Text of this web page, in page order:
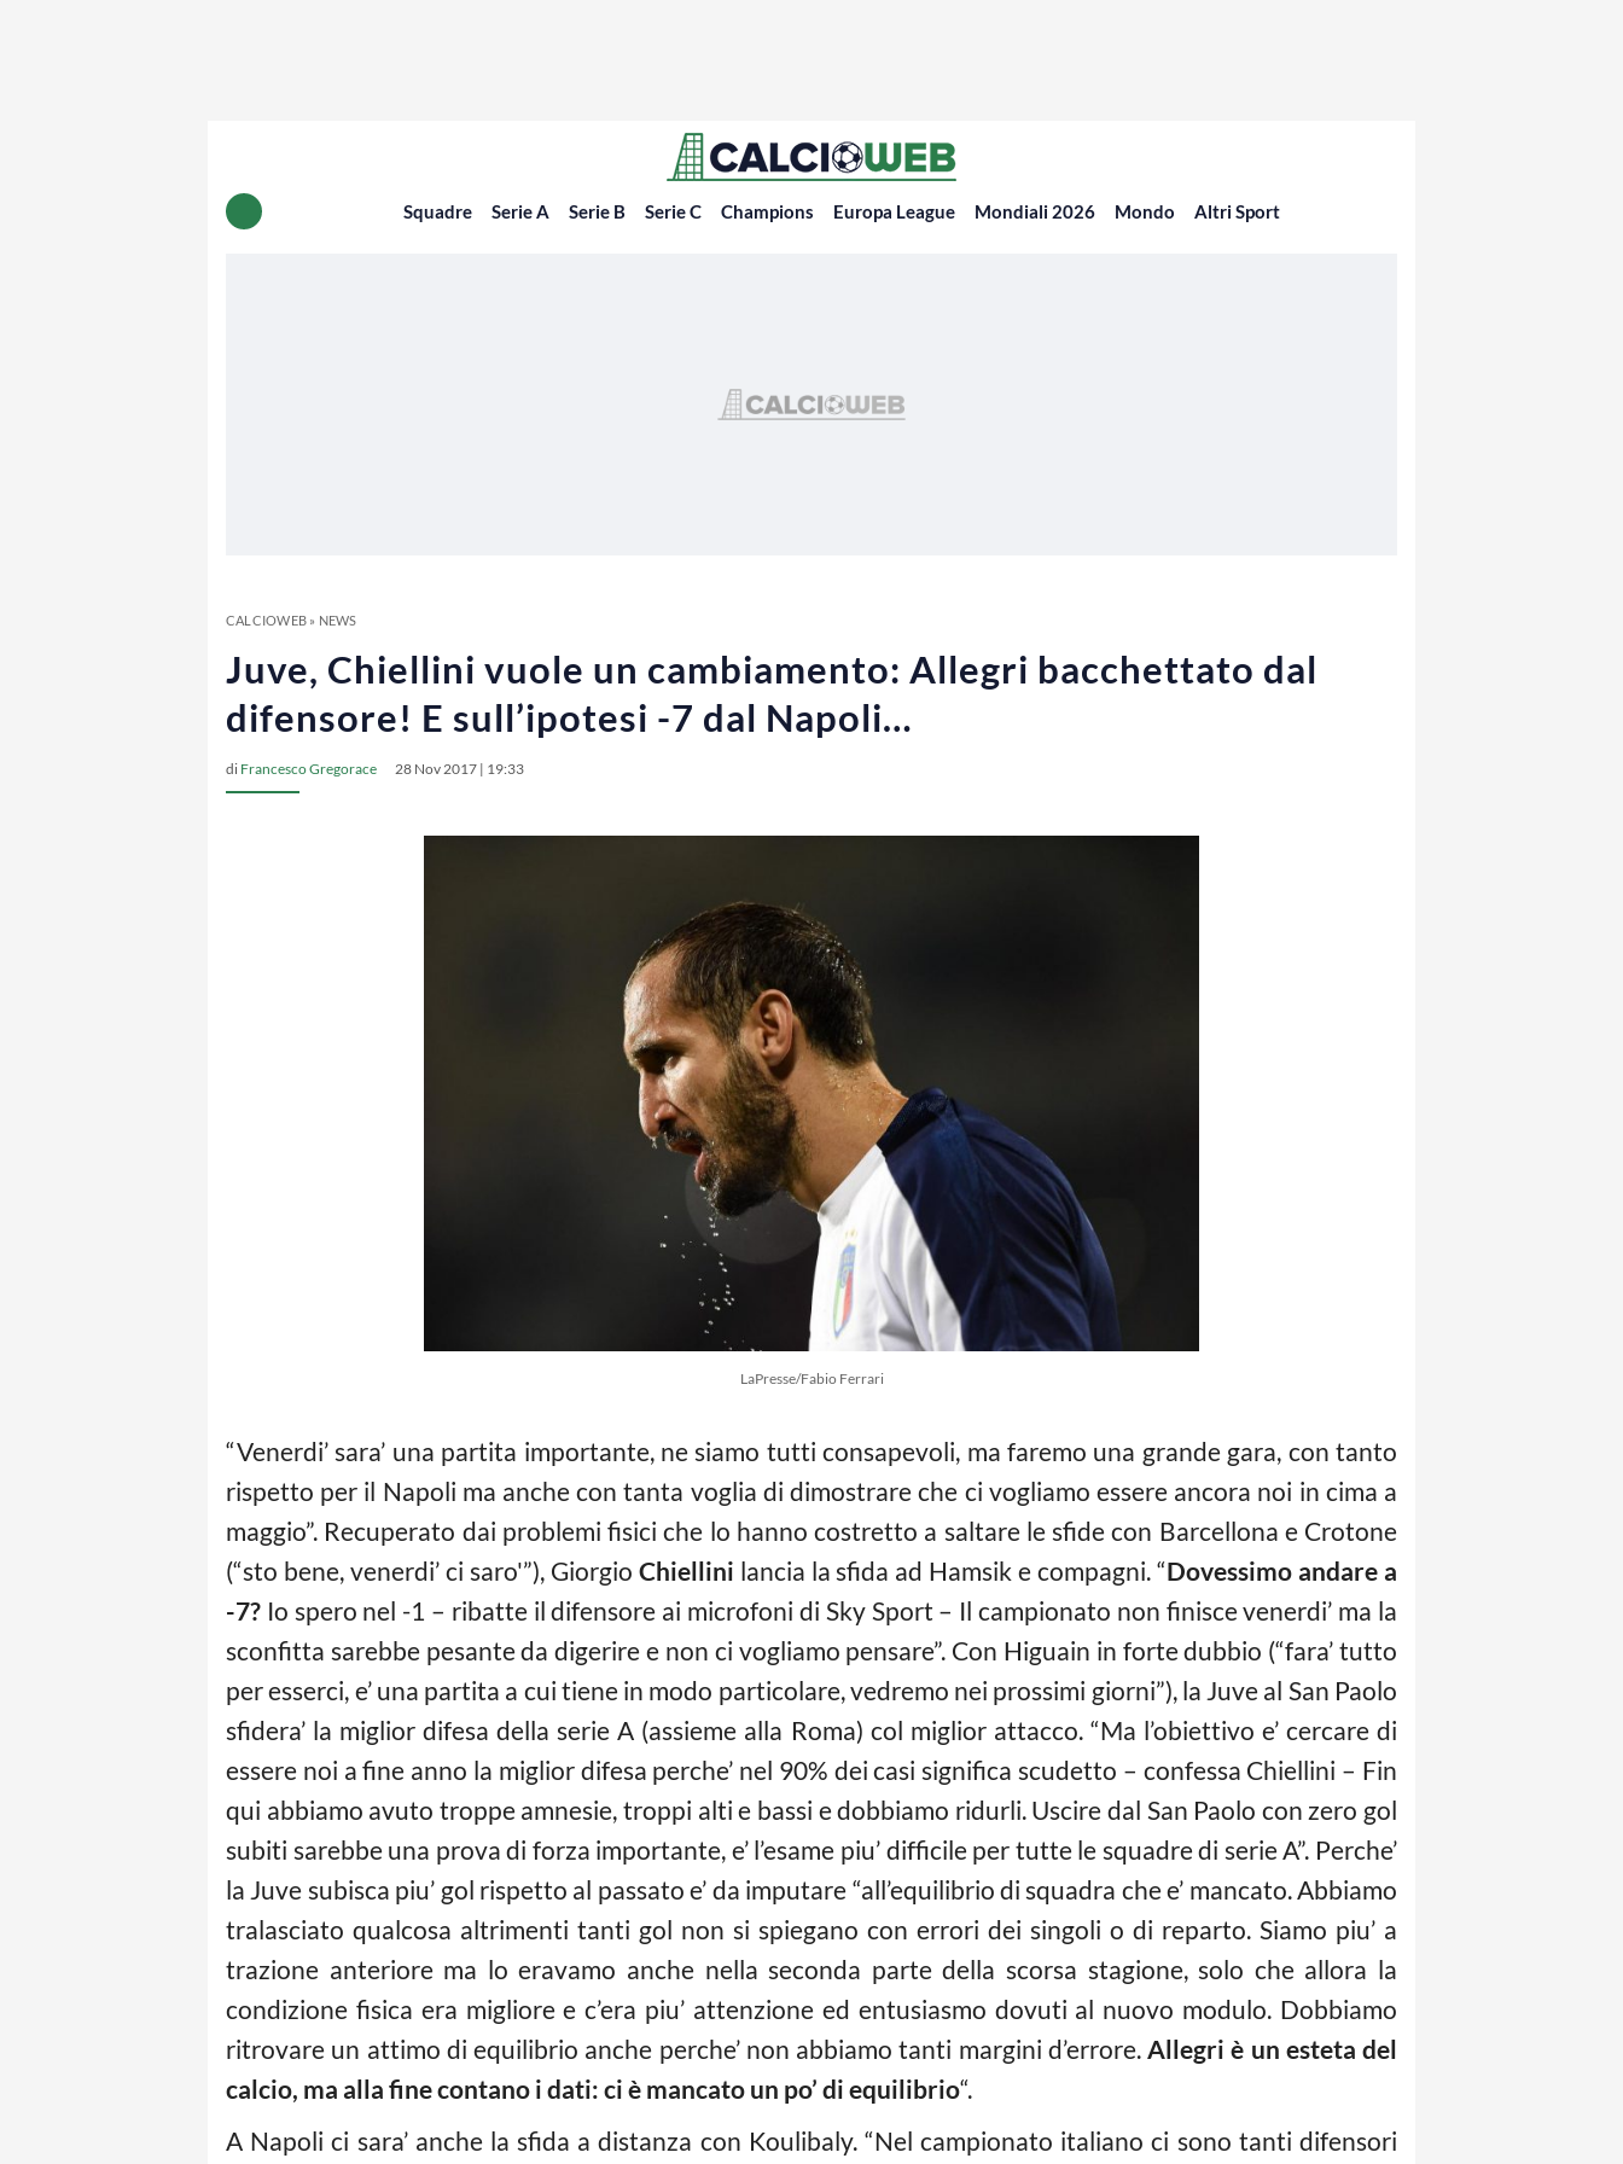
Squadre Serie A Serie B Serie C Champions Europa League Mondiali 2026 Mondo Altri Sport
CALCIOWEB» NEWS
Juve, Chiellini vuole un cambiamento: Allegri bacchettato dal
difensore! E sull’ipotesi -7 dal Napoli…
di Francesco Gregorace 28 Nov 2017 | 19:33
LaPresse/Fabio Ferrari
“Venerdi’ sara’ una partita importante, ne siamo tutti consapevoli, ma faremo una grande gara, con tanto
rispetto per il Napoli ma anche con tanta voglia di dimostrare che ci vogliamo essere ancora noi in cima a
maggio”. Recuperato dai problemi fisici che lo hanno costretto a saltare le sfide con Barcellona e Crotone
(“sto bene, venerdi’ ci saro'”), Giorgio Chiellini lancia la sfida ad Hamsik e compagni. “Dovessimo andare a
-7? Io spero nel -1 – ribatte il difensore ai microfoni di Sky Sport – Il campionato non finisce venerdi’ ma la
sconfitta sarebbe pesante da digerire e non ci vogliamo pensare”. Con Higuain in forte dubbio (“fara’ tutto
per esserci, e’ una partita a cui tiene in modo particolare, vedremo nei prossimi giorni”), la Juve al San Paolo
sfidera’ la miglior difesa della serie A (assieme alla Roma) col miglior attacco. “Ma l’obiettivo e’ cercare di
essere noi a fine anno la miglior difesa perche’ nel 90% dei casi significa scudetto – confessa Chiellini – Fin
qui abbiamo avuto troppe amnesie, troppi alti e bassi e dobbiamo ridurli. Uscire dal San Paolo con zero gol
subiti sarebbe una prova di forza importante, e’ l’esame piu’ difficile per tutte le squadre di serie A”. Perche’
la Juve subisca piu’ gol rispetto al passato e’ da imputare “all’equilibrio di squadra che e’ mancato. Abbiamo
tralasciato qualcosa altrimenti tanti gol non si spiegano con errori dei singoli o di reparto. Siamo piu’ a
trazione anteriore ma lo eravamo anche nella seconda parte della scorsa stagione, solo che allora la
condizione fisica era migliore e c’era piu’ attenzione ed entusiasmo dovuti al nuovo modulo. Dobbiamo
ritrovare un attimo di equilibrio anche perche’ non abbiamo tanti margini d’errore. Allegri è un esteta del
calcio, ma alla fine contano i dati: ci è mancato un po’ di equilibrio“.
A Napoli ci sara’ anche la sfida a distanza con Koulibaly. “Nel campionato italiano ci sono tanti difensori